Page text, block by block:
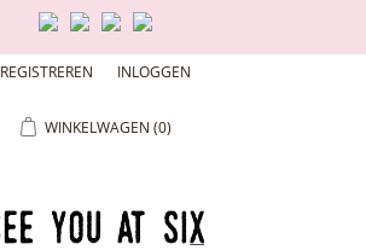
REGISTREREN INLOGGEN
WINKELWAGEN (0)